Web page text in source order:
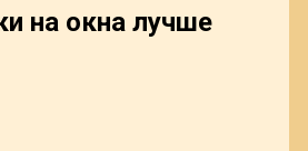
на окна лучше